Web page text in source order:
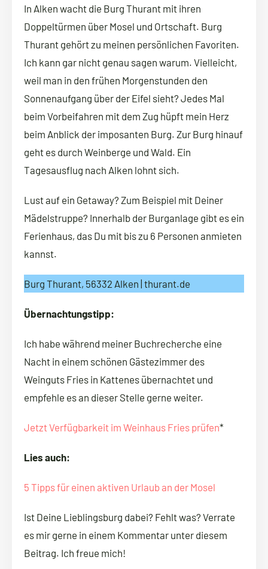
In Alken wacht die Burg Thurant mit ihren
Doppeltürmen über Mosel und Ortschaft. Burg
Thurant gehört zu meinen persönlichen Favoriten.
Ich kann gar nicht genau sagen warum. Vielleicht,
weil man in den frühen Morgenstunden den
Sonnenaufgang über der Eifel sieht? Jedes Mal
beim Vorbeifahren mit dem Zug hüpft mein Herz
beim Anblick der imposanten Burg. Zur Burg hinauf
geht es durch Weinberge und Wald. Ein
Tagesausflug nach Alken lohnt sich.
Lust auf ein Getaway? Zum Beispiel mit Deiner
Mädelstruppe? Innerhalb der Burganlage gibt es ein
Ferienhaus, das Du mit bis zu 6 Personen anmieten
kannst.
Burg Thurant, 56332 Alken | thurant.de
Übernachtungstipp:
Ich habe während meiner Buchrecherche eine
Nacht in einem schönen Gästezimmer des
Weinguts Fries in Kattenes übernachtet und
empfehle es an dieser Stelle gerne weiter.
Jetzt Verfügbarkeit im Weinhaus Fries prüfen*
Lies auch:
5 Tipps für einen aktiven Urlaub an der Mosel
Ist Deine Lieblingsburg dabei? Fehlt was? Verrate
es mir gerne in einem Kommentar unter diesem
Beitrag. Ich freue mich!